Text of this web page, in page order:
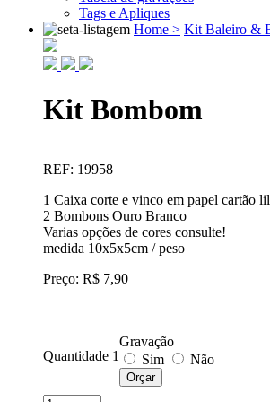
Tags e Apliques
Home > Kit Baleiro &
Kit Bombom
REF: 19958
1 Caixa corte e vinco em papel cartão
2 Bombons Ouro Branco
Varias opções de cores consulte!
medida 10x5x5cm / peso
Preço: R$ 7,90
Quantidade 1
Gravação
Sim
Não